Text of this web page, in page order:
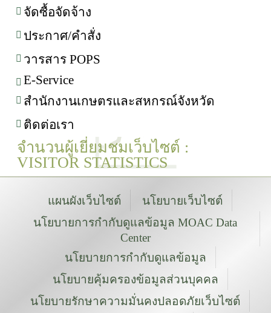
จัดซื้อจัดจ้าง
ประกาศ/คำสั่ง
วารสาร POPS
E-Service
สำนักงานเกษตรและสหกรณ์จังหวัด
ติดต่อเรา
จำนวนผู้เยี่ยมชมเว็บไซต์ :
VISITOR STATISTICS
แผนผังเว็บไซต์
นโยบายเว็บไซต์
นโยบายการกำกับดูแลข้อมูล MOAC Data
Center
นโยบายการกำกับดูแลข้อมูล
นโยบายคุ้มครองข้อมูลส่วนบุคคล
นโยบายรักษาความมั่นคงปลอดภัยเว็บไซต์